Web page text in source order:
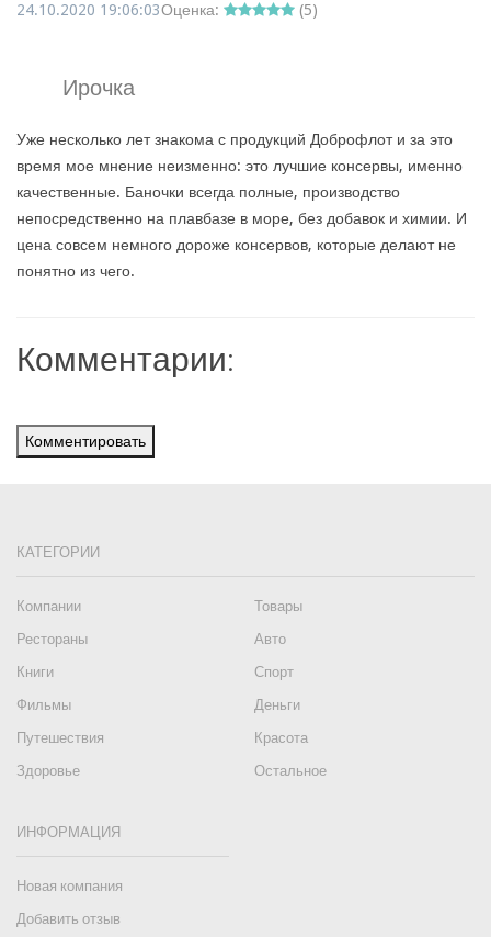
24.10.2020 19:06:03Оценка: (5)
Ирочка
Уже несколько лет знакома с продукций Доброфлот и за это
время мое мнение неизменно: это лучшие консервы, именно
качественные. Баночки всегда полные, производство
непосредственно на плавбазе в море, без добавок и химии. И
цена совсем немного дороже консервов, которые делают не
понятно из чего.
Комментарии:
Комментировать
КАТЕГОРИИ
Компании
Товары
Рестораны
Авто
Книги
Спорт
Фильмы
Деньги
Путешествия
Красота
Здоровье
Остальное
ИНФОРМАЦИЯ
Новая компания
Добавить отзыв